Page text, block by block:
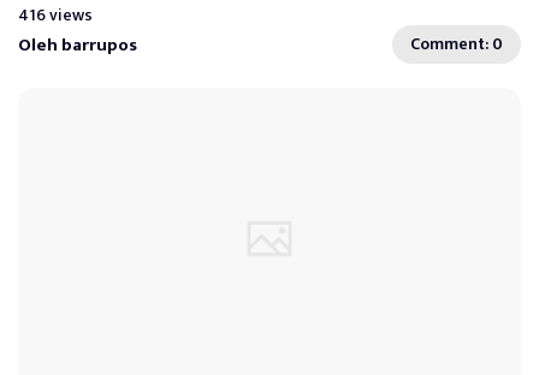
416 views
Oleh barrupos Comment: 0